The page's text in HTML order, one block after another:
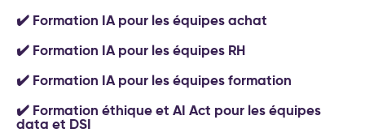
✔️ Formation IA pour les équipes achat
✔️ Formation IA pour les équipes RH
✔️ Formation IA pour les équipes formation
✔️ Formation éthique et AI Act pour les équipes
data et DSI